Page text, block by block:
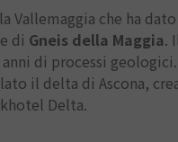
Vallemaggia che ha
e di Gneis della Maggia.
di processi
il delta di Ascona,
Delta.